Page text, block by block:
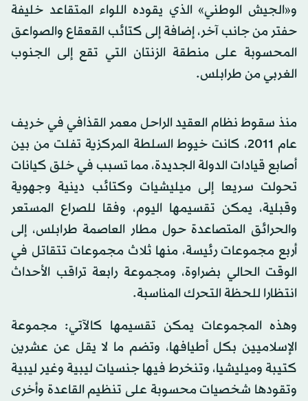
و«الجيش الوطني» الذي يقوده اللواء المتقاعد خليفة
حفتر من جانب آخر، إضافة إلى كتائب القعقاع والصواعق
المحسوبة على منطقة الزنتان التي تقع إلى الجنوب
الغربي من طرابلس.
منذ سقوط نظام العقيد الراحل معمر القذافي في خريف
عام 2011، كانت خيوط السلطة المركزية تفلت من بين
أصابع قيادات الدولة الجديدة، مما تسبب في خلق كيانات
تحولت سريعا إلى ميليشيات وكتائب دينية وجهوية
وقبلية، يمكن تقسيمها اليوم، وفقا للصراع المستعر
والحرائق المتصاعدة حول مطار العاصمة طرابلس، إلى
أربع مجموعات رئيسة، منها ثلاث مجموعات تتقاتل في
الوقت الحالي بضراوة، ومجموعة رابعة تراقب الأحداث
انتظارا للحظة التحرك المناسبة.
وهذه المجموعات يمكن تقسيمها كالآتي: مجموعة
الإسلاميين بكل أطيافها، وتضم ما لا يقل عن عشرين
كتيبة وميليشيا، وتنخرط فيها جنسيات ليبية وغير ليبية
وتقودها شخصيات محسوبة على تنظيم القاعدة وأخرى